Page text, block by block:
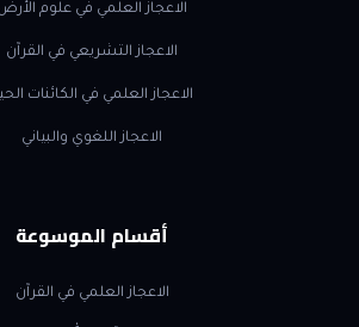
الاعجاز العلمي في علوم
الاعجاز التشريعي في القرآن
الاعجاز العلمي في الكائنات
الاعجاز اللغوي والبياني
أقسام الموسوعة
الاعجاز العلمي في القرآن